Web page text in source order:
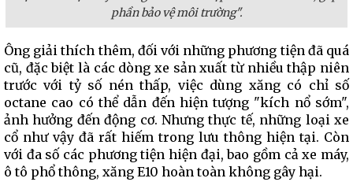
phần bảo vệ môi trường".
Ông giải thích thêm, đối với những phương tiện đã quá
cũ, đặc biệt là các dòng xe sản xuất từ nhiều thập niên
trước với tỷ số nén thấp, việc dùng xăng có chỉ số
octane cao có thể dẫn đến hiện tượng "kích nổ sớm",
ảnh hưởng đến động cơ. Nhưng thực tế, những loại xe
cổ như vậy đã rất hiếm trong lưu thông hiện tại. Còn
với đa số các phương tiện hiện đại, bao gồm cả xe máy,
ô tô phổ thông, xăng E10 hoàn toàn không gây hại.